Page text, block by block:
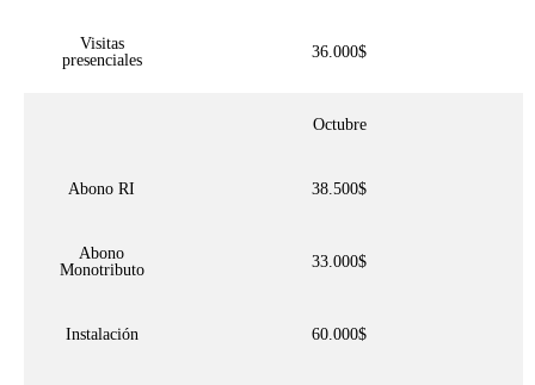
Visitas
presenciales
36.000$
Octubre
Abono RI 38.500$
Abono
Monotributo
33.000$
Instalación 60.000$